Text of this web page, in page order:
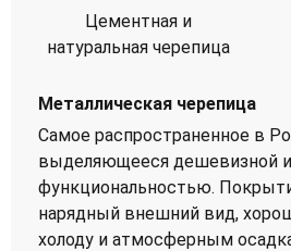
Цементная и
натуральная черепица
Металлическая черепица
Самое распространенное в
выделяющееся дешевизной и
функциональностью.
нарядный внешний вид,
холоду и атмосферным